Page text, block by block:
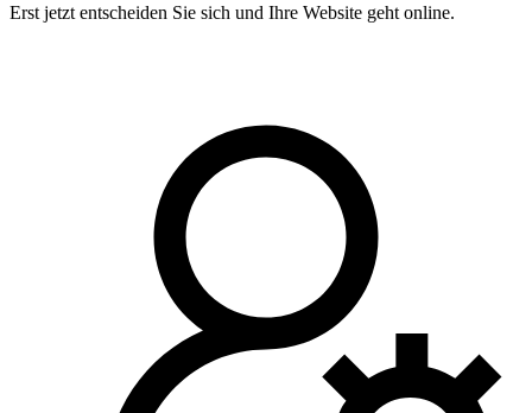
Erst jetzt entscheiden Sie sich und Ihre Website geht online.